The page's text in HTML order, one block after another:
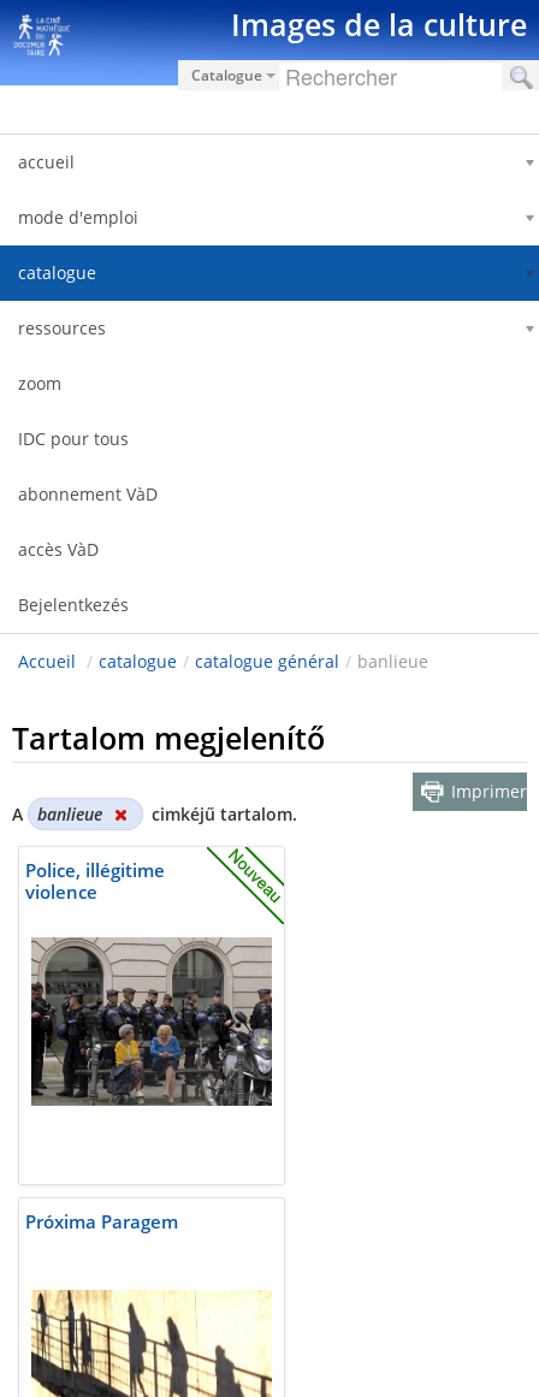
Ugrás a tartalomhoz Images de la culture
Catalogue
accueil
mode d'emploi
catalogue
ressources
zoom
IDC pour tous
abonnement VàD
accès VàD
Bejelentkezés
Accueil / catalogue / catalogue général / banlieue
Tartalom megjelenítő
A banlieue cimkéjű tartalom.
Imprimer
Police, illégitime
violence
Próxima Paragem